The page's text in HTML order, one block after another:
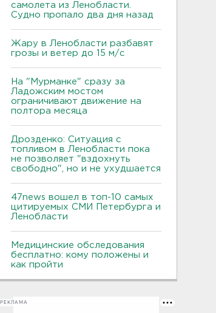
самолета из Ленобласти.
Судно пропало два дня назад
Жару в Ленобласти разбавят
грозы и ветер до 15 м/с
На "Мурманке" сразу за
Ладожским мостом
ограничивают движение на
полтора месяца
Дрозденко: Ситуация с
топливом в Ленобласти пока
не позволяет "вздохнуть
свободно", но и не ухудшается
47news вошел в топ-10 самых
цитируемых СМИ Петербурга и
Ленобласти
Медицинские обследования
бесплатно: кому положены и
как пройти
РЕКЛАМА